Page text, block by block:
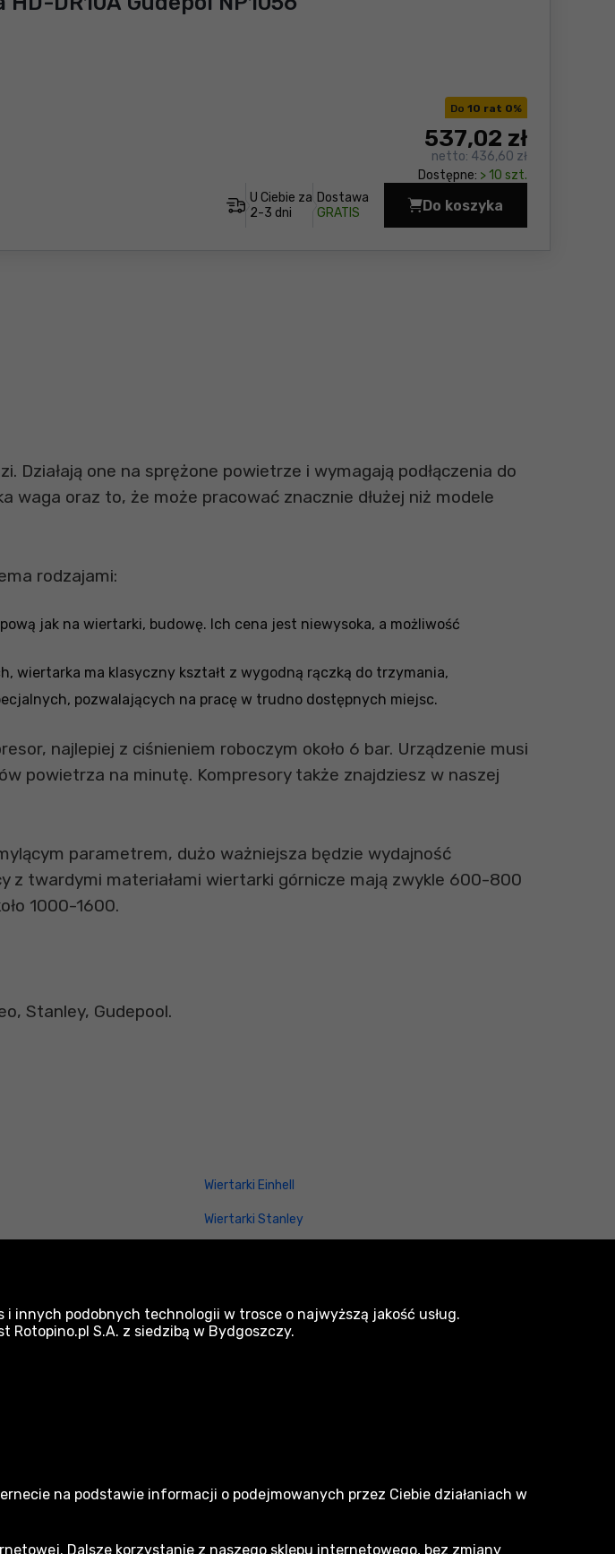
Do 10 rat 0%
537,02 zł
netto: 436,60 zł
Dostępne: > 10 szt.
U Ciebie za
2-3 dni
Dostawa
GRATIS
Do koszyka
Wiertarka HD-DR10A
Działają one na sprężone powietrze i wymagają podłączenia do
waga oraz to, że może pracować znacznie dłużej niż modele
rodzajami:
jak na wiertarki, budowę. Ich cena jest niewysoka, a możliwość
wiertarka ma klasyczny kształt z wygodną rączką do trzymania,
pozwalających na pracę w trudno dostępnych miejsc.
najlepiej z ciśnieniem roboczym około 6 bar. Urządzenie musi
powietrza na minutę. Kompresory także znajdziesz w naszej
parametrem, dużo ważniejsza będzie wydajność
z twardymi materiałami wiertarki górnicze mają zwykle 600-800
1000-1600.
Stanley, Gudepool.
Wiertarki Einhell
Wiertarki Stanley
Dlaczego my
innych podobnych technologii w trosce o najwyższą jakość usług.
S.A. z siedzibą w Bydgoszczy.
na podstawie informacji o podejmowanych przez Ciebie działaniach w
Dalsze korzystanie z naszego sklepu internetowego, bez zmiany